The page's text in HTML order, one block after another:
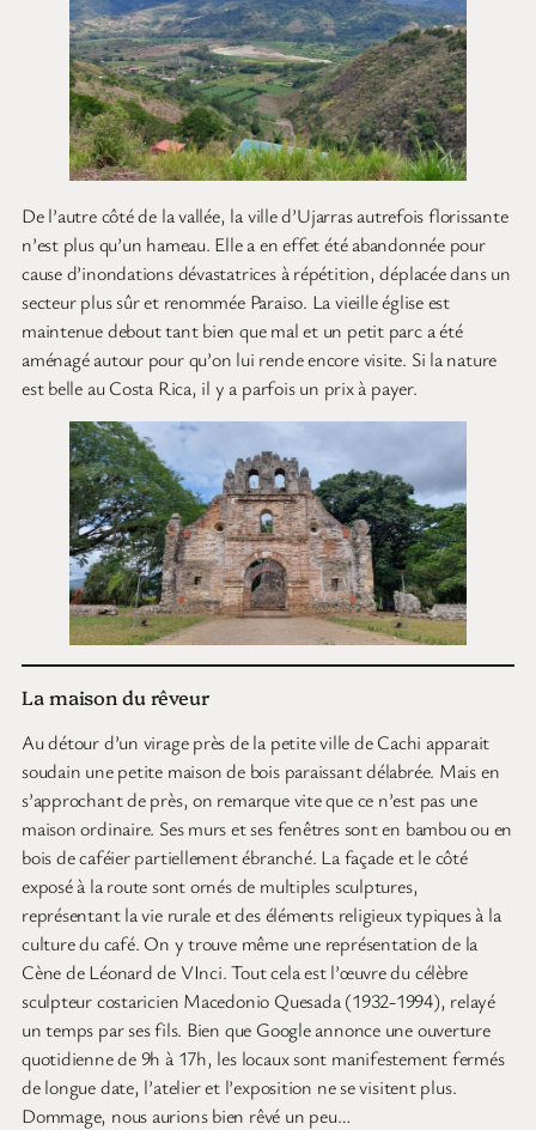
De l’autre côté de la vallée, la ville d’Ujarras autrefois florissante
n’est plus qu’un hameau. Elle a en effet été abandonnée pour
cause d’inondations dévastatrices à répétition, déplacée dans un
secteur plus sûr et renommée Paraiso. La vieille église est
maintenue debout tant bien que mal et un petit parc a été
aménagé autour pour qu’on lui rende encore visite. Si la nature
est belle au Costa Rica, il y a parfois un prix à payer.
La maison du rêveur
Au détour d’un virage près de la petite ville de Cachi apparait
soudain une petite maison de bois paraissant délabrée. Mais en
s’approchant de près, on remarque vite que ce n’est pas une
maison ordinaire. Ses murs et ses fenêtres sont en bambou ou en
bois de caféier partiellement ébranché. La façade et le côté
exposé à la route sont ornés de multiples sculptures,
représentant la vie rurale et des éléments religieux typiques à la
culture du café. On y trouve même une représentation de la
Cène de Léonard de VInci. Tout cela est l’œuvre du célèbre
sculpteur costaricien Macedonio Quesada (1932-1994), relayé
un temps par ses fils. Bien que Google annonce une ouverture
quotidienne de 9h à 17h, les locaux sont manifestement fermés
de longue date, l’atelier et l’exposition ne se visitent plus.
Dommage, nous aurions bien rêvé un peu…